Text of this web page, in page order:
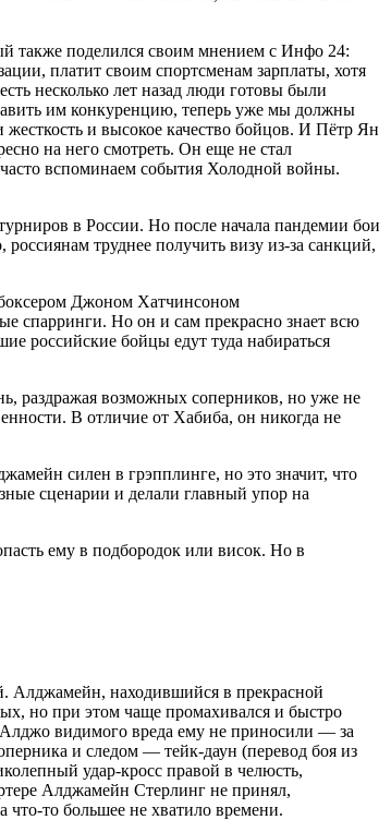
также поделился своим мнением с Инфо 24:
платит своим спортсменам зарплаты, хотя
несколько лет назад люди готовы были
им конкуренцию, теперь уже мы должны
и высокое качество бойцов. И Пётр Ян
на него смотреть. Он еще не стал
вспоминаем события Холодной войны.
в России. Но после начала пандемии бои
труднее получить визу из-за санкций,
Джоном Хатчинсоном
спарринги. Но он и сам прекрасно знает всю
российские бойцы едут туда набираться
раздражая возможных соперников, но уже не
В отличие от Хабиба, он никогда не
силен в грэпплинге, но это значит, что
сценарии и делали главный упор на
ему в подбородок или висок. Но в
Алджамейн, находившийся в прекрасной
но при этом чаще промахивался и быстро
Алджо видимого вреда ему не приносили — за
и следом — тейк-даун (перевод боя из
удар-кросс правой в челюсть,
Алджамейн Стерлинг не принял,
то большее не хватило времени.